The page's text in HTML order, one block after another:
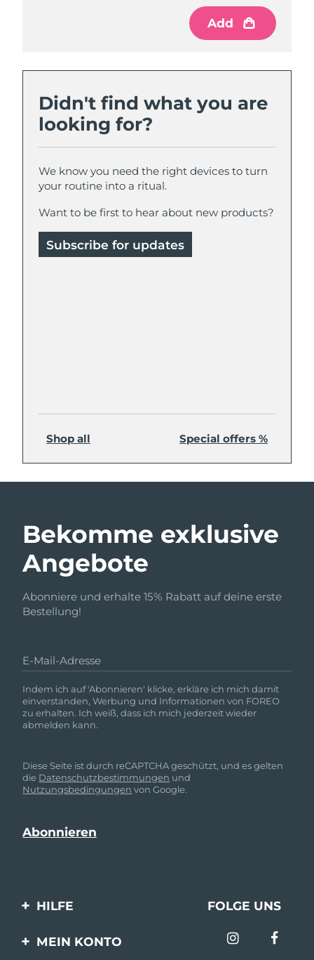
Add
Didn't find what you are
looking for?
We know you need the right devices to turn
your routine into a ritual.
Want to be first to hear about new products?
Subscribe for updates
Shop all Special offers %
Bekomme exklusive
Angebote
Abonniere und erhalte 15% Rabatt auf deine erste
Bestellung!
E-Mail-Adresse
Indem ich auf 'Abonnieren' klicke, erkläre ich mich damit
einverstanden, Werbung und Informationen von FOREO
zu erhalten. Ich weiß, dass ich mich jederzeit wieder
abmelden kann.
Diese Seite ist durch reCAPTCHA geschützt, und es gelten
die Datenschutzbestimmungen und
Nutzungsbedingungen von Google.
HILFE
Kontaktiere uns
FOLGE UNS
MEIN KONTO